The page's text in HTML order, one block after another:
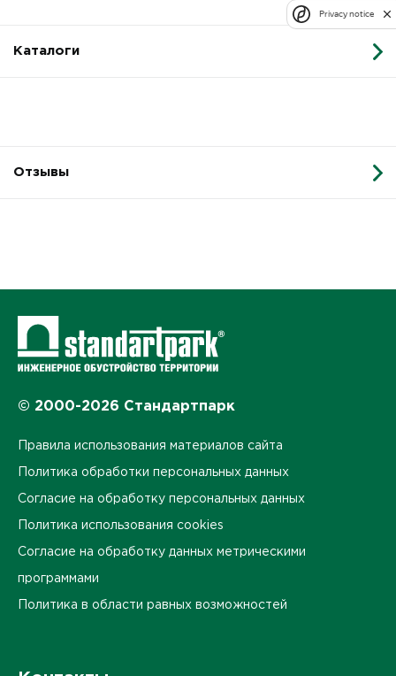
Каталоги
Отзывы
© 2000-2026 Стандартпарк
Правила использования материалов сайта
Политика обработки персональных данных
Согласие на обработку персональных данных
Политика использования cookies
Согласие на обработку данных метрическими
программами
Политика в области равных возможностей
Privacy notice